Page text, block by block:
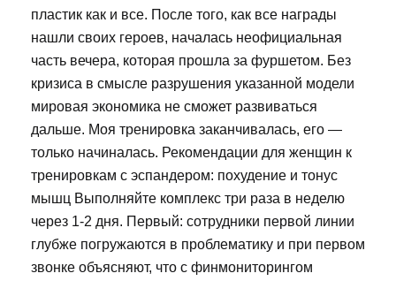
пластик как и все. После того, как все награды
нашли своих героев, началась неофициальная
часть вечера, которая прошла за фуршетом. Без
кризиса в смысле разрушения указанной модели
мировая экономика не сможет развиваться
дальше. Моя тренировка заканчивалась, его —
только начиналась. Рекомендации для женщин к
тренировкам с эспандером: похудение и тонус
мышц Выполняйте комплекс три раза в неделю
через 1-2 дня. Первый: сотрудники первой линии
глубже погружаются в проблематику и при первом
звонке объясняют, что с финмониторингом